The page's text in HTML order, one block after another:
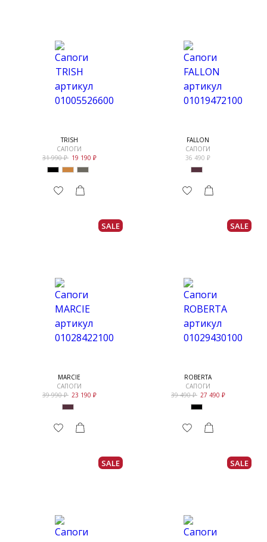
TRISH
САПОГИ
31 990
19 190
FALLON
САПОГИ
36 490
SALE
MARCIE
САПОГИ
39 990
23 190
SALE
ROBERTA
САПОГИ
39 490
27 490
SALE SALE